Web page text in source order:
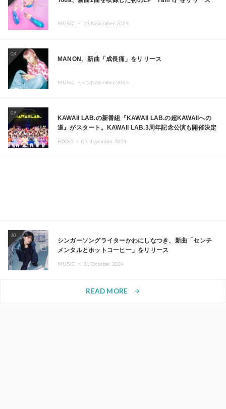
MUSIC ・ 13.November.2024
08
MANON、新曲「成長痛」をリリース
MUSIC ・ 05.November.2024
09
KAWAII LAB.の新番組『KAWAII LAB.の超KAWAIIへの
道』がスタート。KAWAII LAB.3周年記念公演も開催決定
FOOD ・ 05.November.2024
10
シンガーソングライターかわにしなつき、新曲「センチ
メンタルとホットコーヒー」をリリース
MUSIC ・ 31.October.2024
READ MORE arrow_forward